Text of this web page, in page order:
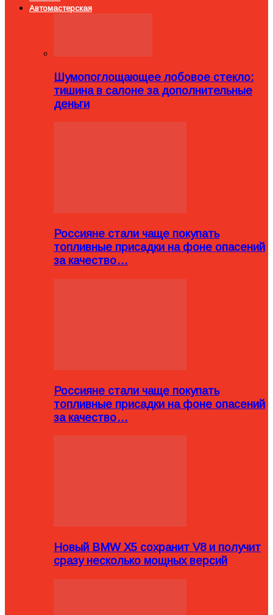
Автомастерская
Шумопоглощающее лобовое стекло:
тишина в салоне за дополнительные
деньги
Россияне стали чаще покупать
топливные присадки на фоне опасений
за качество…
Россияне стали чаще покупать
топливные присадки на фоне опасений
за качество…
Новый BMW X5 сохранит V8 и получит
сразу несколько мощных версий